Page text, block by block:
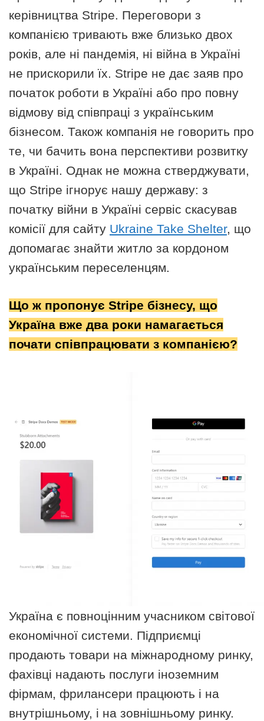
керівництва Stripe. Переговори з
компанією тривають вже близько двох
років, але ні пандемія, ні війна в Україні
не прискорили їх. Stripe не дає заяв про
початок роботи в Україні або про повну
відмову від співпраці з українським
бізнесом. Також компанія не говорить про
те, чи бачить вона перспективи розвитку
в Україні. Однак не можна стверджувати,
що Stripe ігнорує нашу державу: з
початку війни в Україні сервіс скасував
комісії для сайту Ukraine Take Shelter, що
допомагає знайти житло за кордоном
українським переселенцям.
Що ж пропонує Stripe бізнесу, що
Україна вже два роки намагається
почати співпрацювати з компанією?
Україна є повноцінним учасником світової
економічної системи. Підприємці
продають товари на міжнародному ринку,
фахівці надають послуги іноземним
фірмам, фрилансери працюють і на
внутрішньому, і на зовнішньому ринку.